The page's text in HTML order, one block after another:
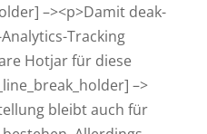
–><p>Damit deak­
Tracking
Hotjar für diese
–>
bleibt auch für